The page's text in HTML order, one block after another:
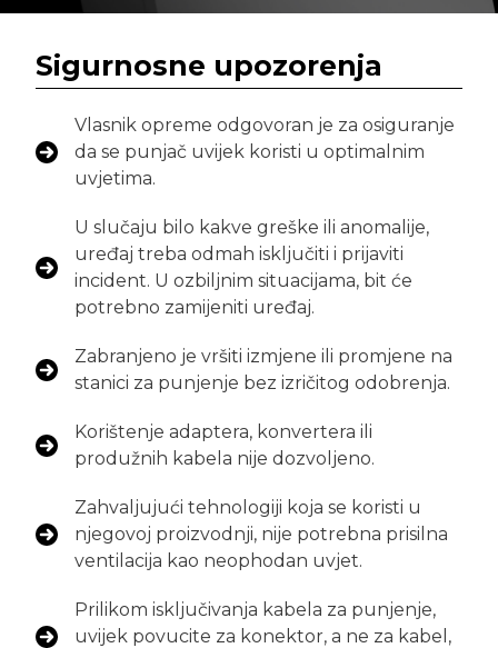
Sigurnosne upozorenja
Vlasnik opreme odgovoran je za osiguranje
da se punjač uvijek koristi u optimalnim
uvjetima.
U slučaju bilo kakve greške ili anomalije,
uređaj treba odmah isključiti i prijaviti
incident. U ozbiljnim situacijama, bit će
potrebno zamijeniti uređaj.
Zabranjeno je vršiti izmjene ili promjene na
stanici za punjenje bez izričitog odobrenja.
Korištenje adaptera, konvertera ili
produžnih kabela nije dozvoljeno.
Zahvaljujući tehnologiji koja se koristi u
njegovoj proizvodnji, nije potrebna prisilna
ventilacija kao neophodan uvjet.
Prilikom isključivanja kabela za punjenje,
uvijek povucite za konektor, a ne za kabel,